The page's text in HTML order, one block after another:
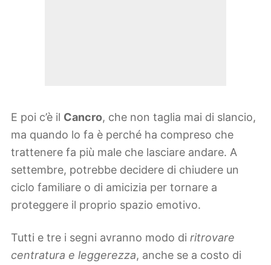
E poi c’è il Cancro, che non taglia mai di slancio,
ma quando lo fa è perché ha compreso che
trattenere fa più male che lasciare andare. A
settembre, potrebbe decidere di chiudere un
ciclo familiare o di amicizia per tornare a
proteggere il proprio spazio emotivo.
Tutti e tre i segni avranno modo di ritrovare
centratura e leggerezza, anche se a costo di